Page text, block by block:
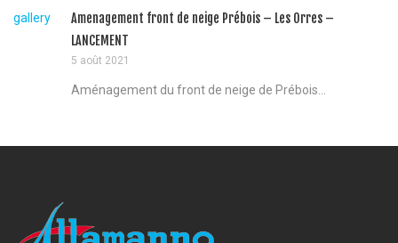
gallery
Amenagement front de neige Prébois – Les Orres –
LANCEMENT
5 août 2021
Aménagement du front de neige de Prébois...